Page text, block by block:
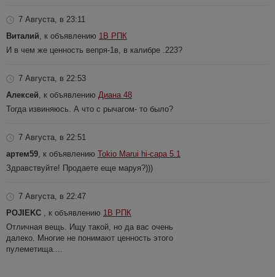
7 Августа, в 23:11
Виталий, к объявлению 1В РПК
И в чем же ценность вепря-1в, в калибре .223?
7 Августа, в 22:53
Алексей, к объявлению Диана 48
Тогда извиняюсь. А что с рычагом- то было?
7 Августа, в 22:51
артем59, к объявлению Tokio Marui hi-capa 5.1
Здравствуйте! Продаете еще маруя?)))
7 Августа, в 22:47
POJIEKC , к объявлению 1В РПК
Отличная вещь. Ищу такой, но да вас очень
далеко. Многие не понимают ценность этого
пулеметища....